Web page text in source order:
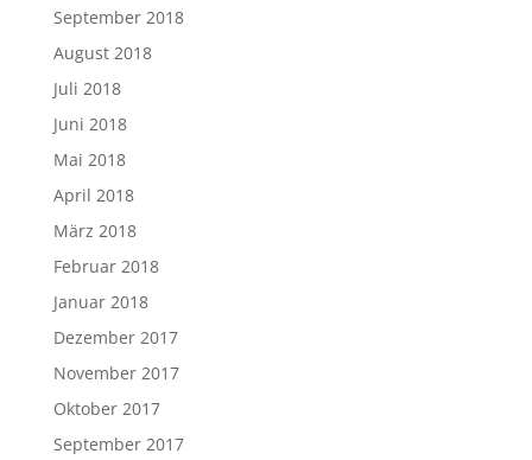
September 2018
August 2018
Juli 2018
Juni 2018
Mai 2018
April 2018
März 2018
Februar 2018
Januar 2018
Dezember 2017
November 2017
Oktober 2017
September 2017